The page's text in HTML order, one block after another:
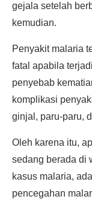
gejala setelah
kemudian.
Penyakit malaria
fatal apabila
penyebab
komplikasi
ginjal, paru-paru,
Oleh karena itu,
sedang berada di
kasus malaria,
pencegahan